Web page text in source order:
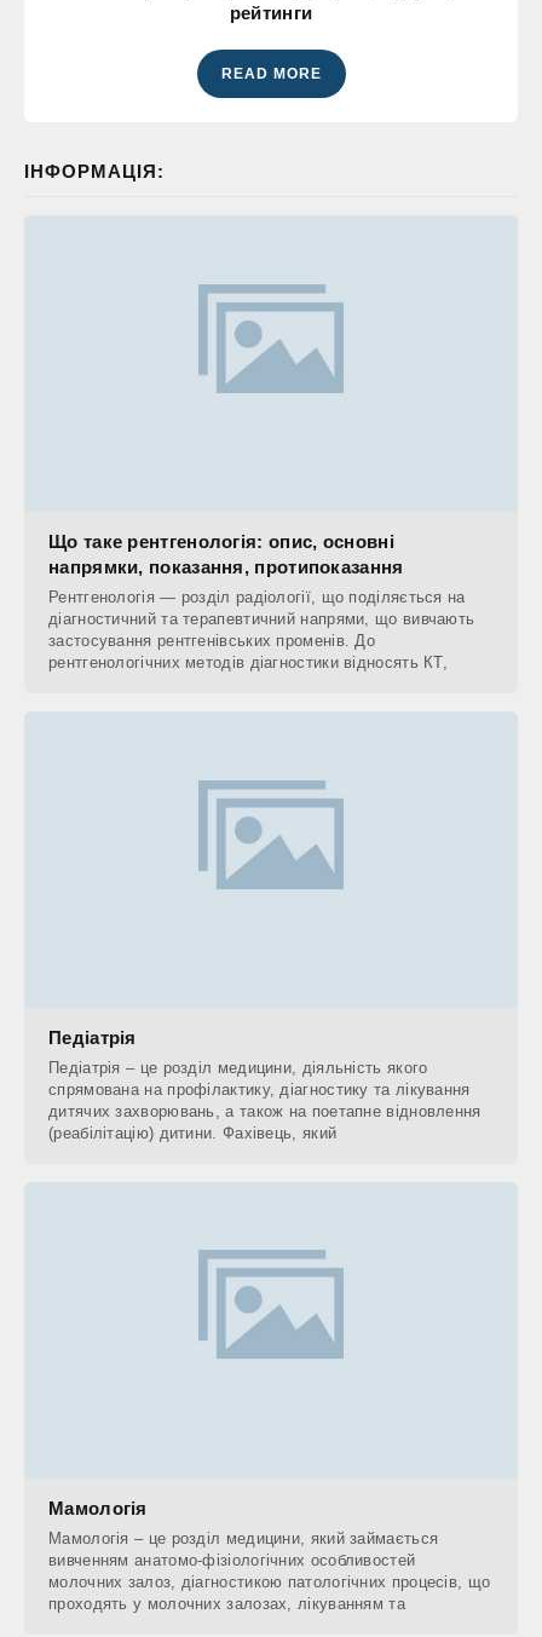
рейтинги
READ MORE
ІНФОРМАЦІЯ:
Що таке рентгенологія: опис, основні
напрямки, показання, протипоказання
Рентгенологія — розділ радіології, що поділяється на
діагностичний та терапевтичний напрями, що вивчають
застосування рентгенівських променів. До
рентгенологічних методів діагностики відносять КТ,
Педіатрія
Педіатрія – це розділ медицини, діяльність якого
спрямована на профілактику, діагностику та лікування
дитячих захворювань, а також на поетапне відновлення
(реабілітацію) дитини. Фахівець, який
Мамологія
Мамологія – це розділ медицини, який займається
вивченням анатомо-фізіологічних особливостей
молочних залоз, діагностикою патологічних процесів, що
проходять у молочних залозах, лікуванням та